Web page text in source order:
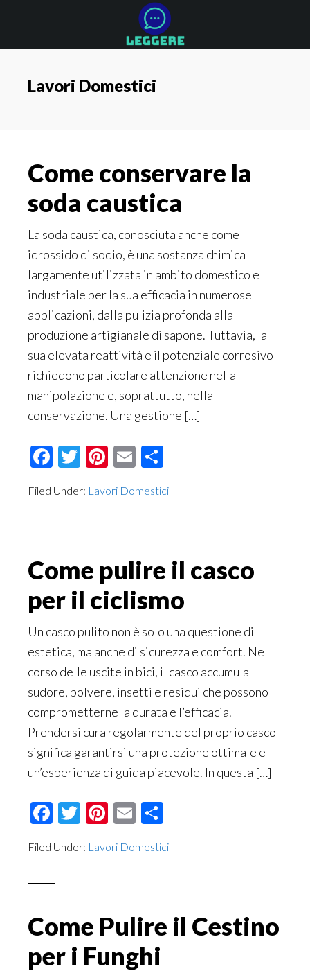
main
primary
footer
Lavori Domestici
Come conservare la
soda caustica
La soda caustica, conosciuta anche come
idrossido di sodio, è una sostanza chimica
largamente utilizzata in ambito domestico e
industriale per la sua efficacia in numerose
applicazioni, dalla pulizia profonda alla
produzione artigianale di sapone. Tuttavia, la
sua elevata reattività e il potenziale corrosivo
richiedono particolare attenzione nella
manipolazione e, soprattutto, nella
conservazione. Una gestione […]
Facebook
Twitter
Pinterest
Email
Filed Under: Lavori Domestici
Come pulire il casco
per il ciclismo
Un casco pulito non è solo una questione di
estetica, ma anche di sicurezza e comfort. Nel
corso delle uscite in bici, il casco accumula
sudore, polvere, insetti e residui che possono
comprometterne la durata e l’efficacia.
Prendersi cura regolarmente del proprio casco
significa garantirsi una protezione ottimale e
un’esperienza di guida piacevole. In questa […]
Facebook
Twitter
Pinterest
Email
Filed Under: Lavori Domestici
Come Pulire il Cestino
per i Funghi